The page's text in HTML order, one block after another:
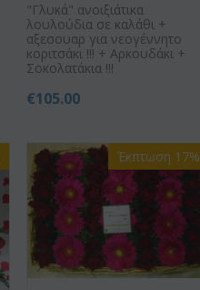
"Γλυκά" ανοιξιάτικα
λουλούδια σε καλάθι +
αξεσουαρ για νεογέννητο
κοριτσάκι !!! + Αρκουδάκι +
Σοκολατάκια !!!
€105.00
Έκπτωση 17%